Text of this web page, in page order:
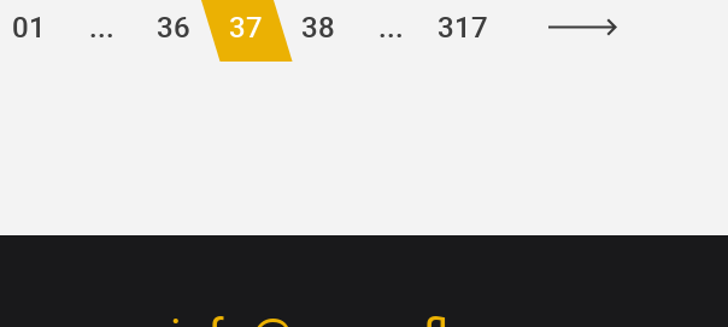
01 ... 36 37 38 ... 317